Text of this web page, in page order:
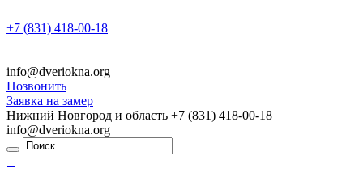
+7 (831) 418-00-18
info@dveriokna.org
Позвонить
Заявка на замер
Нижний Новгород и область +7 (831) 418-00-18
info@dveriokna.org